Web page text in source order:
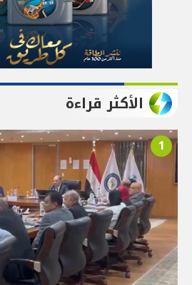
الأكثر قراءة
1